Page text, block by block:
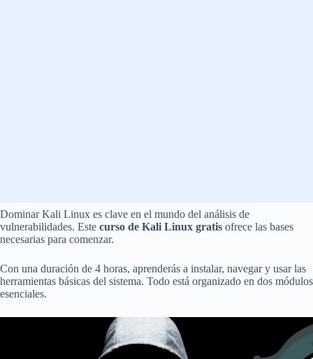
Dominar Kali Linux es clave en el mundo del análisis de
vulnerabilidades. Este curso de Kali Linux gratis ofrece las bases
necesarias para comenzar.
Con una duración de 4 horas, aprenderás a instalar, navegar y usar las
herramientas básicas del sistema. Todo está organizado en dos módulos
esenciales.